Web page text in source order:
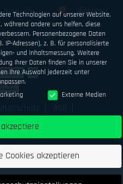
Youtube Pinterest
Technologien auf unserer Website.
während andere uns helfen, diese
Personenbezogene Daten
IP-Adressen), z. B. für personalisierte
und Inhaltsmessung. Weitere
Ihrer Daten finden Sie in unserer
Ihre Auswahl jederzeit unter
Externe Medien
Cookies akzeptieren